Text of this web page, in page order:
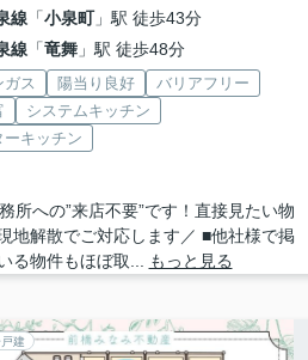
線「小泉町」駅 徒歩43分
線「竜舞」駅 徒歩48分
ガス 陽当り良好
バリアフリー
システムキッチン
ーキッチン
所への”来店不要”です！直接見たい物
地解散でご対応します／ ■他社様で掲
る物件もほぼ取...
もっと見る
建